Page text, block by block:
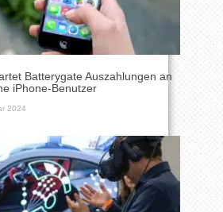
Batterygate Auszahlungen an
iPhone-Benutzer
2024